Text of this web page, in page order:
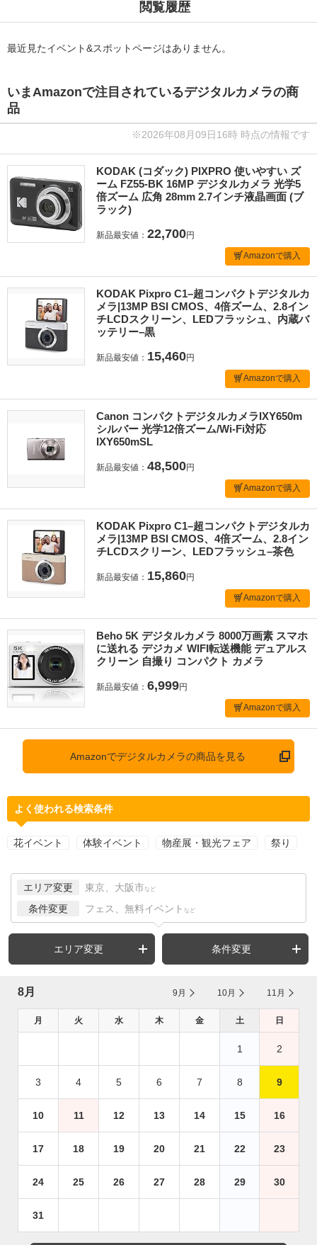
閲覧履歴
最近見たイベント&スポットページはありません。
いまAmazonで注目されているデジタルカメラの商
品
※2026年08月09日16時 時点の情報です
KODAK (コダック) PIXPRO 使いやすい ズ
ーム FZ55-BK 16MP デジタルカメラ 光学5
倍ズーム 広角 28mm 2.7インチ液晶画面 (ブ
ラック)
新品最安値： 22,700円
Amazonで購入
KODAK Pixpro C1–超コンパクトデジタルカ
メラ|13MP BSI CMOS、4倍ズーム、2.8イン
チLCDスクリーン、LEDフラッシュ、内蔵バ
ッテリー–黒
新品最安値： 15,460円
Amazonで購入
Canon コンパクトデジタルカメラIXY650m
シルバー 光学12倍ズーム/Wi-Fi対応
IXY650mSL
新品最安値： 48,500円
Amazonで購入
KODAK Pixpro C1–超コンパクトデジタルカ
メラ|13MP BSI CMOS、4倍ズーム、2.8イン
チLCDスクリーン、LEDフラッシュ–茶色
新品最安値： 15,860円
Amazonで購入
Beho 5K デジタルカメラ 8000万画素 スマホ
に送れる デジカメ WIFI転送機能 デュアルス
クリーン 自撮り コンパクト カメラ
新品最安値： 6,999円
Amazonで購入
Amazonでデジタルカメラの商品を見る
よく使われる検索条件
花イベント 体験イベント 物産展・観光フェア 祭り
エリア変更 東京、大阪市 など
条件変更 フェス、無料イベント など
エリア変更 条件変更
8月 9月 10月 11月
月 火 水 木 金 土 日
1 2
3 4 5 6 7 8 9
10 11 12 13 14 15 16
17 18 19 20 21 22 23
24 25 26 27 28 29 30
31